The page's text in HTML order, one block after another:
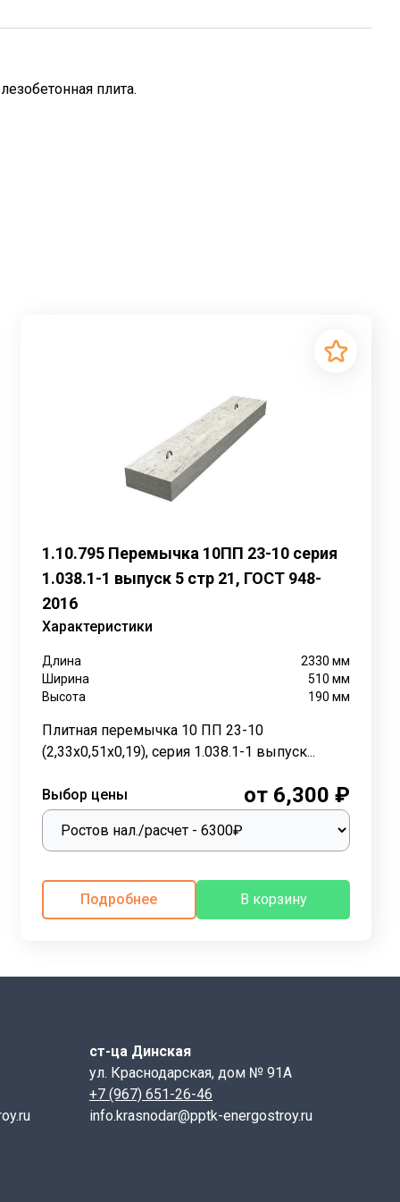
плита.
этой нагрузки на простенки –
марки В15 (М200).Этот бетон характеризуется
с помощью плоских стальных каркасов
и несущую способность. Масса одной такой
перемычки могут изготавливаться со
устройствами. Особо прочные перемычки,
в районах с высокой сейсмической
в сейсмически опасных зонах.
бетона может варьироваться от F50 до F500
конструкции даже в суровых климатических
боковых и торцевых граней. В этом случае
Это технологическое решение позволяет
и технологичный элемент строительных
обратить внимание на соответствие всех
идентификацию изделия, учитывая его
используемая в маркировке, позволяет
1.10.795 Перемычка 10ПП 23-10 серия
1.038.1-1 выпуск 5 стр 21, ГОСТ 948-
2016
Характеристики
Длина 2330 мм
Ширина
510 мм
Высота
190 мм
Плитная перемычка 10 ПП 23-10
(2,33х0,51х0,19), серия 1.038.1-1 выпуск...
Выбор цены от 6,300 ₽
Подробнее В корзину
ст-ца Динская
ул. Краснодарская, дом № 91А
+7 (967) 651-26-46
info.krasnodar@pptk-energostroy.ru